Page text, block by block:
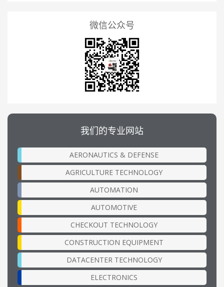
微信公众号
我们的专业网站
AERONAUTICS & DEFENSE
AGRICULTURE TECHNOLOGY
AUTOMATION
AUTOMOTIVE
CHECKOUT TECHNOLOGY
CONSTRUCTION EQUIPMENT
DATACENTER TECHNOLOGY
ELECTRONICS